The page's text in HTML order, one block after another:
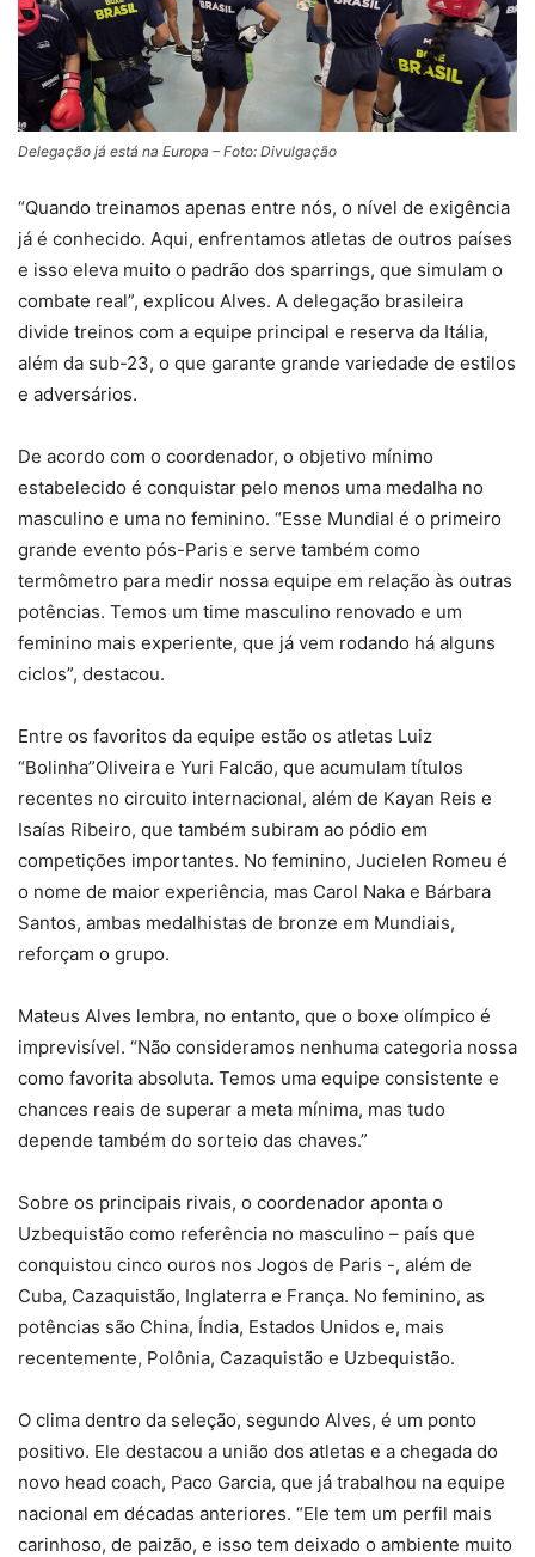
Delegação já está na Europa – Foto: Divulgação
“Quando treinamos apenas entre nós, o nível de exigência
já é conhecido. Aqui, enfrentamos atletas de outros países
e isso eleva muito o padrão dos sparrings, que simulam o
combate real”, explicou Alves. A delegação brasileira
divide treinos com a equipe principal e reserva da Itália,
além da sub-23, o que garante grande variedade de estilos
e adversários.
De acordo com o coordenador, o objetivo mínimo
estabelecido é conquistar pelo menos uma medalha no
masculino e uma no feminino. “Esse Mundial é o primeiro
grande evento pós-Paris e serve também como
termômetro para medir nossa equipe em relação às outras
potências. Temos um time masculino renovado e um
feminino mais experiente, que já vem rodando há alguns
ciclos”, destacou.
Entre os favoritos da equipe estão os atletas Luiz
“Bolinha”Oliveira e Yuri Falcão, que acumulam títulos
recentes no circuito internacional, além de Kayan Reis e
Isaías Ribeiro, que também subiram ao pódio em
competições importantes. No feminino, Jucielen Romeu é
o nome de maior experiência, mas Carol Naka e Bárbara
Santos, ambas medalhistas de bronze em Mundiais,
reforçam o grupo.
Mateus Alves lembra, no entanto, que o boxe olímpico é
imprevisível. “Não consideramos nenhuma categoria nossa
como favorita absoluta. Temos uma equipe consistente e
chances reais de superar a meta mínima, mas tudo
depende também do sorteio das chaves.”
Sobre os principais rivais, o coordenador aponta o
Uzbequistão como referência no masculino – país que
conquistou cinco ouros nos Jogos de Paris -, além de
Cuba, Cazaquistão, Inglaterra e França. No feminino, as
potências são China, Índia, Estados Unidos e, mais
recentemente, Polônia, Cazaquistão e Uzbequistão.
O clima dentro da seleção, segundo Alves, é um ponto
positivo. Ele destacou a união dos atletas e a chegada do
novo head coach, Paco Garcia, que já trabalhou na equipe
nacional em décadas anteriores. “Ele tem um perfil mais
carinhoso, de paizão, e isso tem deixado o ambiente muito